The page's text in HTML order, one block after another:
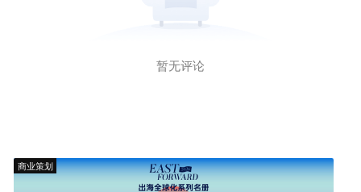
暂无评论
商业策划